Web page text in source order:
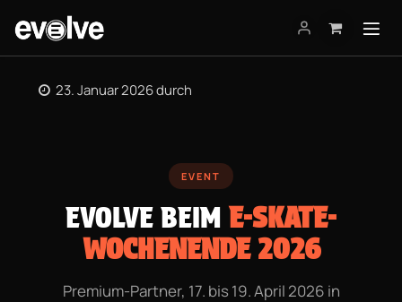
23. Januar 2026durch
EVENT
EVOLVE BEIM E-SKATE-
WOCHENENDE 2026
Premium-Partner, 17. bis 19. April 2026 in